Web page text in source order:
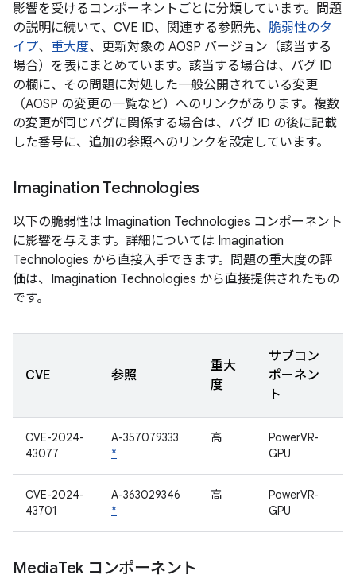
影響を受けるコンポーネントごとに分類しています。問題
の説明に続いて、CVE ID、関連する参照先、 脆弱性のタ
イプ、 重大度、更新対象の AOSP バージョン（該当する
場合）を表にまとめています。該当する場合は、バグ ID
の欄に、その問題に対処した一般公開されている変更
（AOSP の変更の一覧など）へのリンクがあります。複数
の変更が同じバグに関係する場合は、バグ ID の後に記載
した番号に、追加の参照へのリンクを設定しています。
Imagination Technologies
以下の脆弱性は Imagination Technologies コンポーネント
に影響を与えます。詳細については Imagination
Technologies から直接入手できます。問題の重大度の評
価は、Imagination Technologies から直接提供されたもの
です。
CVE 参照
重大
度
サブコン
ポーネン
ト
CVE-2024-
43077
A-357079333
*
高
PowerVR-
GPU
CVE-2024-
43701
A-363029346
*
高
PowerVR-
GPU
MediaTek コンポーネント